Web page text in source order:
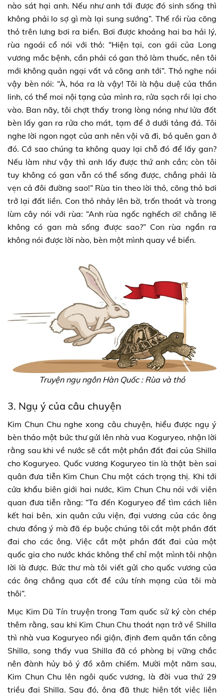
nào sát hại anh. Nếu như anh tới được đó sinh sống thì
không phải lo sợ gì mà lại sung sướng”. Thế rồi rùa cõng
thỏ trên lưng bơi ra biển. Bơi được khoảng hai ba hải lý,
rùa ngoái cổ nói với thỏ: “Hiện tại, con gái của Long
vương mắc bệnh, cần phải có gan thỏ làm thuốc, nên tôi
mới không quản ngại vất vả cõng anh tới”. Thỏ nghe nói
vậy bèn nói: “À, hóa ra là vậy! Tôi là hậu duệ của thần
linh, có thể moi nội tạng của mình ra, rửa sạch rồi lại cho
vào. Ban nãy, tôi chợt thấy trong lòng nóng như lửa đốt
bèn lấy gan ra rửa cho mát, tạm để ở dưới tảng đá. Tôi
nghe lời ngon ngọt của anh nên vội vã đi, bỏ quên gan ở
đó. Cớ sao chúng ta không quay lại chỗ đó để lấy gan?
Nếu làm như vậy thì anh lấy được thứ anh cần; còn tôi
tuy không có gan vẫn có thể sống được, chẳng phải là
vẹn cả đôi đường sao!” Rùa tin theo lời thỏ, cõng thỏ bơi
trở lại đất liền. Con thỏ nhảy lên bờ, trốn thoát và trong
lùm cây nói với rùa: “Anh rùa ngốc nghếch ơi! chẳng lẽ
không có gan mà sống được sao?” Con rùa ngẩn ra
không nói được lời nào, bèn một mình quay về biển.
Truyện ngụ ngôn Hàn Quốc : Rùa và thỏ
3. Ngụ ý của câu chuyện
Kim Chun Chu nghe xong câu chuyện, hiểu được ngụ ý
bèn thảo một bức thư gửi lên nhà vua Koguryeo, nhận lời
rằng sau khi về nước sẽ cắt một phần đất đai của Shilla
cho Koguryeo. Quốc vương Koguryeo tin là thật bèn sai
quân đưa tiễn Kim Chun Chu một cách trọng thị. Khi tới
cửa khẩu biên giới hai nước, Kim Chun Chu nói với viên
quan đưa tiễn rằng: “Ta đến Koguryeo để tìm cách liên
kết hai bên, xin quân cứu viện, đại vương của các ông
chưa đồng ý mà đã ép buộc chúng tôi cắt một phần đất
đai cho các ông. Việc cắt một phần đất đai của một
quốc gia cho nước khác không thể chỉ một mình tôi nhận
lời là được. Bức thư mà tôi viết gửi cho quốc vương của
các ông chẳng qua cốt để cứu tính mạng của tôi mà
thôi”.
Mục Kim Dũ Tín truyện trong Tam quốc sử ký còn chép
thêm rằng, sau khi Kim Chun Chu thoát nạn trở về Shilla
thì nhà vua Koguryeo nổi giận, định đem quân tấn công
Shilla, song thấy vua Shilla đã có phòng bị vững chắc
nên đành hủy bỏ ý đồ xâm chiếm. Mười một năm sau,
Kim Chun Chu lên ngôi quốc vương, là đời vua thứ 29
triều đại Shilla. Sau đó, ông đã thực hiện tốt việc liên